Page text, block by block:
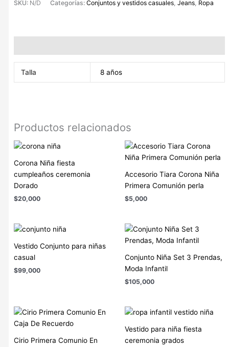
SKU: N/D Categorías:Conjuntos y vestidos casuales ,Jeans Ropa
Talla 8 años
Productos relacionados
Corona Niña fiesta
cumpleaños ceremonia
Dorado
$20,000
Accesorio Tiara Corona Niña
Primera Comunión perla
$5,000
Vestido Conjunto para niñas
casual
$99,000
Conjunto Niña Set 3 Prendas,
Moda Infantil
$105,000
Cirio Primera Comunio En
Vestido para niña fiesta
ceremonia grados